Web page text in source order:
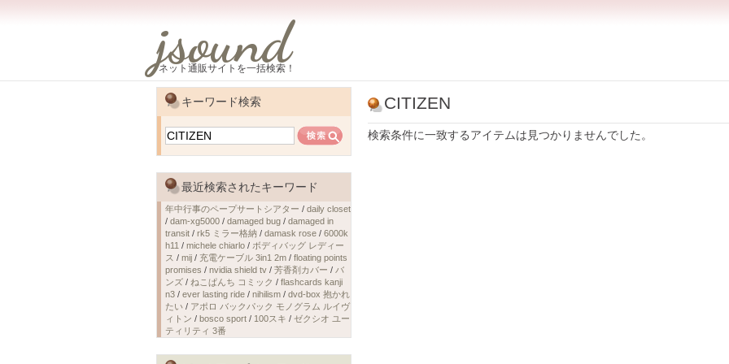
jsound
ネット通販サイトを一括検索！
CITIZEN
検索条件に一致するアイテムは見つかりませんでした。
キーワード検索
最近検索されたキーワード
年中行事のペープサートシアター / daily closet
/ dam-xg5000 / damaged bug / damaged in
transit / rk5 ミラー格納 / damask rose / 6000k
h11 / michele chiarlo / ボディバッグ レディー
ス / mij / 充電ケーブル 3in1 2m / floating points
promises / nvidia shield tv / 芳香剤カバー / バ
ンズ / ねこぱんち コミック / flashcards kanji
n3 / ever lasting ride / nihilism / dvd-box 抱かれ
たい / アポロ バックパック モノグラム ルイヴ
ィトン / bosco sport / 100スキ / ゼクシオ ユー
ティリティ 3番